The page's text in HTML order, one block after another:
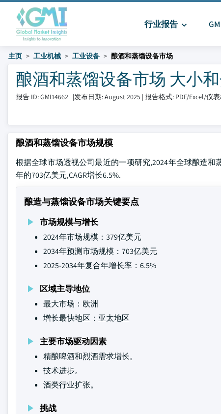
行业报告
主页 工业机械 工业设备 酿酒和蒸馏设备市场
酿酒和蒸馏设备市场 大小和
报告 ID: GMI14662 |发布日期: August 2025 | 报告格式: PDF/Excel/仪
酿酒和蒸馏设备市场规模
根据全球市场透视公司最近的一项研究,2024年全球酿造和
年的703亿美元,CAGR增长6.5%.
酿造与蒸馏设备市场关键要点
市场规模与增长
2024年市场规模：379亿美元
2034年预测市场规模：703亿美元
2025-2034年复合年增长率：6.5%
区域主导地位
最大市场：欧洲
增长最快地区：亚太地区
主要市场驱动因素
精酿啤酒和烈酒需求增长。
技术进步。
酒类行业扩张。
挑战